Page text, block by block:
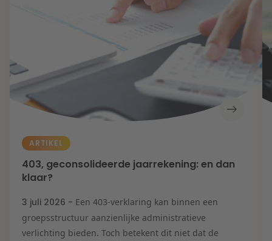
ARTIKEL
403, geconsolideerde jaarrekening: en dan
klaar?
3 juli 2026 - Een 403-verklaring kan binnen een
groepsstructuur aanzienlijke administratieve
verlichting bieden. Toch betekent dit niet dat de